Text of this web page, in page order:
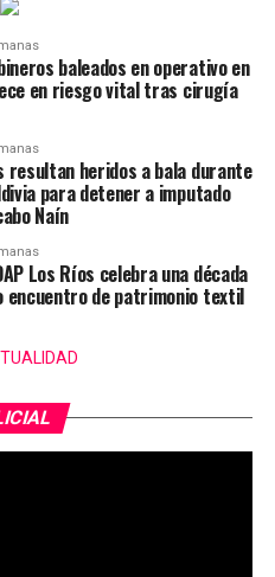
baleados en operativo en
en riesgo vital tras cirugía
resultan heridos a bala durante
para detener a imputado
Naín
Los Ríos celebra una década
encuentro de patrimonio textil